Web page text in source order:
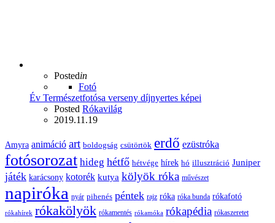
Postedin
Fotó
Év Természetfotósa verseny díjnyertes képei
Posted Rókavilág
2019.11.19
Amyra animáció art boldogság csütörtök erdő ezüstróka
fotósorozat hideg hétfő hétvége hírek hó illusztráció Juniper
játék karácsony kotorék kutya kölyök róka művészet
napiróka nyár pihenés péntek rajz róka róka bunda rókafotó
rókahírek rókakölyök rókamentés rókamóka rókapédia rókaszeretet